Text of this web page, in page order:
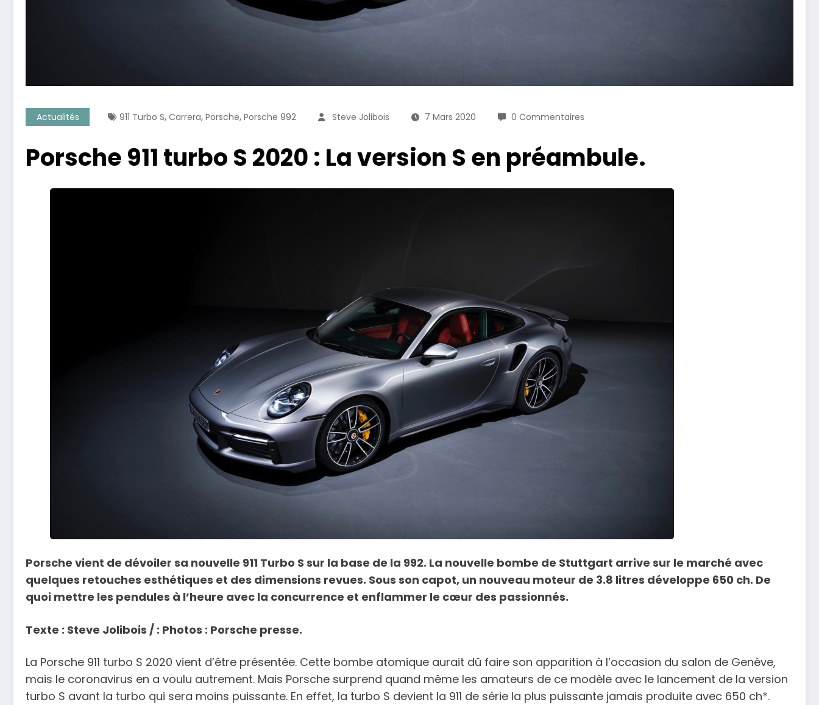
Actualités 911 Turbo S, Carrera, Porsche, Porsche 992 Steve Jolibois 7 Mars 2020 0 Commentaires
Porsche 911 turbo S 2020 : La version S en préambule.
Porsche vient de dévoiler sa nouvelle 911 Turbo S sur la base de la 992. La nouvelle bombe de Stuttgart arrive sur le marché avec
quelques retouches esthétiques et des dimensions revues. Sous son capot, un nouveau moteur de 3.8 litres développe 650 ch. De
quoi mettre les pendules à l’heure avec la concurrence et enflammer le cœur des passionnés.
Texte : Steve Jolibois / : Photos : Porsche presse.
La Porsche 911 turbo S 2020 vient d’être présentée. Cette bombe atomique aurait dû faire son apparition à l’occasion du salon de Genève,
mais le coronavirus en a voulu autrement. Mais Porsche surprend quand même les amateurs de ce modèle avec le lancement de la version
turbo S avant la turbo qui sera moins puissante. En effet, la turbo S devient la 911 de série la plus puissante jamais produite avec 650 ch*.